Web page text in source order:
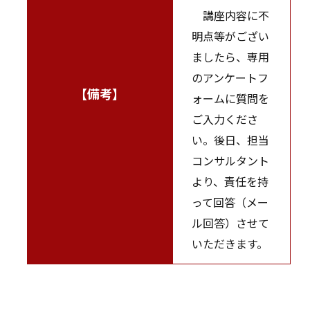
【備考】
講座内容に不
明点等がござい
ましたら、専用
のアンケートフ
ォームに質問を
ご入力くださ
い。後日、担当
コンサルタント
より、責任を持
って回答（メー
ル回答）させて
いただきます。